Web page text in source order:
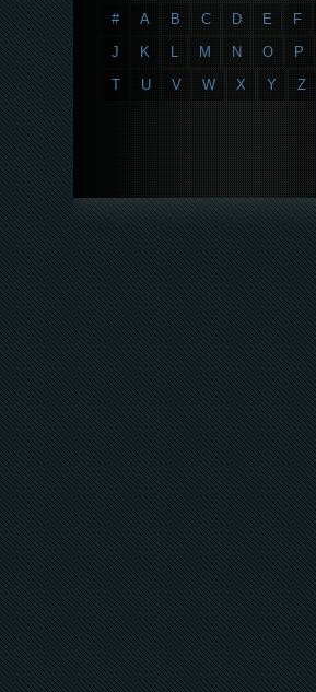
# A B C D E F
J
K L M N O P
T
U V W X Y Z